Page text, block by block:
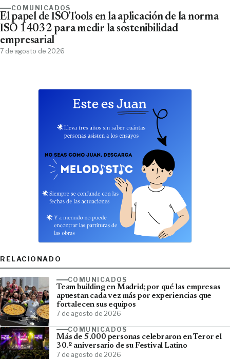
COMUNICADOS
El papel de ISOTools en la aplicación de la norma
ISO 14032 para medir la sostenibilidad
empresarial
7 de agosto de 2026
RELACIONADO
COMUNICADOS
Team building en Madrid; por qué las empresas
apuestan cada vez más por experiencias que
fortalecen sus equipos
7 de agosto de 2026
COMUNICADOS
Más de 5.000 personas celebraron en Teror el
30.º aniversario de su Festival Latino
7 de agosto de 2026